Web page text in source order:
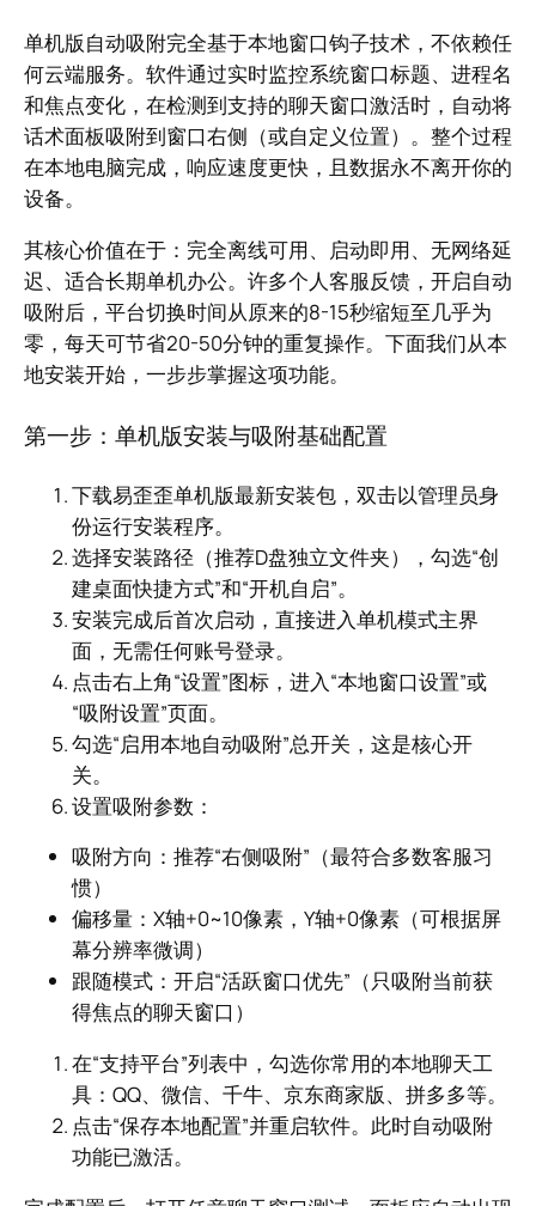
单机版自动吸附完全基于本地窗口钩子技术，不依赖任
何云端服务。软件通过实时监控系统窗口标题、进程名
和焦点变化，在检测到支持的聊天窗口激活时，自动将
话术面板吸附到窗口右侧（或自定义位置）。整个过程
在本地电脑完成，响应速度更快，且数据永不离开你的
设备。
其核心价值在于：完全离线可用、启动即用、无网络延
迟、适合长期单机办公。许多个人客服反馈，开启自动
吸附后，平台切换时间从原来的8-15秒缩短至几乎为
零，每天可节省20-50分钟的重复操作。下面我们从本
地安装开始，一步步掌握这项功能。
第一步：单机版安装与吸附基础配置
下载易歪歪单机版最新安装包，双击以管理员身
份运行安装程序。
选择安装路径（推荐D盘独立文件夹），勾选“创
建桌面快捷方式”和“开机自启”。
安装完成后首次启动，直接进入单机模式主界
面，无需任何账号登录。
点击右上角“设置”图标，进入“本地窗口设置”或
“吸附设置”页面。
勾选“启用本地自动吸附”总开关，这是核心开
关。
设置吸附参数：
吸附方向：推荐“右侧吸附”（最符合多数客服习
惯）
偏移量：X轴+0~10像素，Y轴+0像素（可根据屏
幕分辨率微调）
跟随模式：开启“活跃窗口优先”（只吸附当前获
得焦点的聊天窗口）
在“支持平台”列表中，勾选你常用的本地聊天工
具：QQ、微信、千牛、京东商家版、拼多多等。
点击“保存本地配置”并重启软件。此时自动吸附
功能已激活。